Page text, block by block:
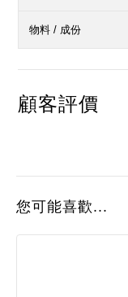
物料 / 成份
顧客評價
您可能喜歡...